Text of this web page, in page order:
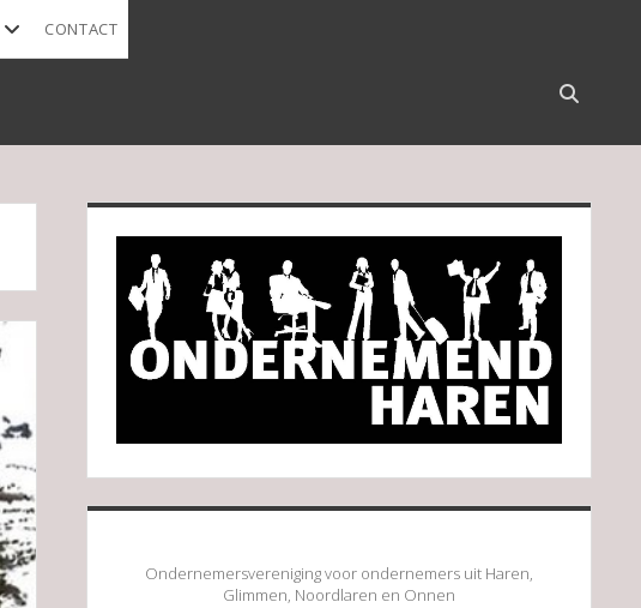
Open
bar
open
menu
CONTACT
Sidebar
Ondernemersvereniging voor ondernemers uit Haren,
Glimmen, Noordlaren en Onnen